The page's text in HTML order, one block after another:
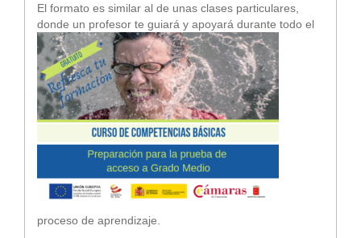
El formato es similar al de unas clases particulares,
donde un profesor te guiará y apoyará durante todo el
proceso de aprendizaje.